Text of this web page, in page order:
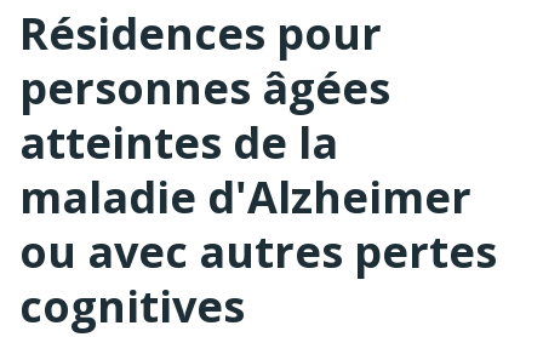
Résidences pour
personnes âgées
atteintes de la
maladie d'Alzheimer
ou avec autres pertes
cognitives